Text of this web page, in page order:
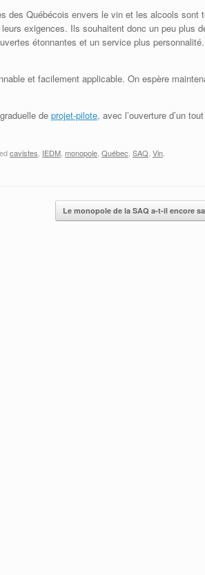
des Québécois envers le vin et les alcools sont
exigences. Ils souhaitent donc un peu plus
étonnantes et un service plus
et facilement applicable. On espère
de projet-pilote, avec l’ouverture d’un
cavistes IEDM monopole Québec SAQ Vin
Le monopole de la SAQ a-t-il encore